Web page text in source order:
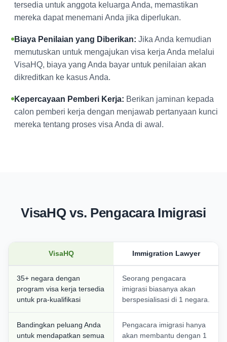
tersedia untuk anggota keluarga Anda, memastikan
mereka dapat menemani Anda jika diperlukan.
Biaya Penilaian yang Diberikan: Jika Anda kemudian
memutuskan untuk mengajukan visa kerja Anda melalui
VisaHQ, biaya yang Anda bayar untuk penilaian akan
dikreditkan ke kasus Anda.
Kepercayaan Pemberi Kerja: Berikan jaminan kepada
calon pemberi kerja dengan menjawab pertanyaan kunci
mereka tentang proses visa Anda di awal.
VisaHQ vs. Pengacara Imigrasi
VisaHQ Immigration Lawyer
35+ negara dengan
program visa kerja tersedia
untuk pra-kualifikasi
Seorang pengacara
imigrasi biasanya akan
berspesialisasi di 1 negara.
Bandingkan peluang Anda
untuk mendapatkan semua
Pengacara imigrasi hanya
akan membantu dengan 1